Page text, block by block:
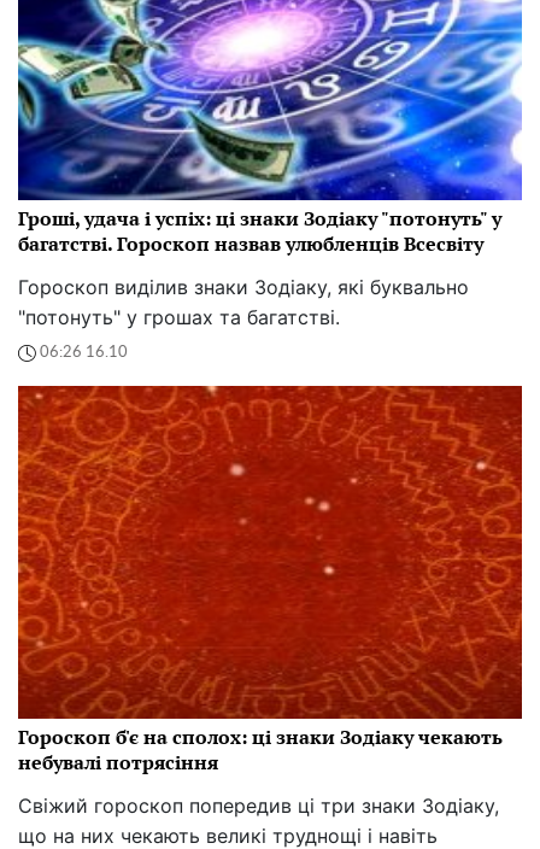
Гроші, удача і успіх: ці знаки Зодіаку "потонуть" у
багатстві. Гороскоп назвав улюбленців Всесвіту
Гороскоп виділив знаки Зодіаку, які буквально
"потонуть" у грошах та багатстві.
06:26 16.10
Гороскоп б'є на сполох: ці знаки Зодіаку чекають
небувалі потрясіння
Свіжий гороскоп попередив ці три знаки Зодіаку,
що на них чекають великі труднощі і навіть